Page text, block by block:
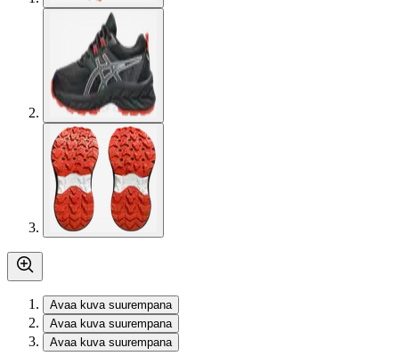
Avaa kuva suurempana
Avaa kuva suurempana
Avaa kuva suurempana